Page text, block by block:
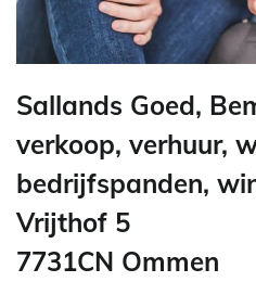
Sallands Goed,
verkoop, verhuur,
bedrijfspanden,
Vrijthof 5
7731CN Ommen